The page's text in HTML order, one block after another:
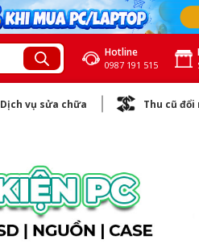
Hotline
0987 191 515
Dịch vụ sửa chữa Thu cũ đổi